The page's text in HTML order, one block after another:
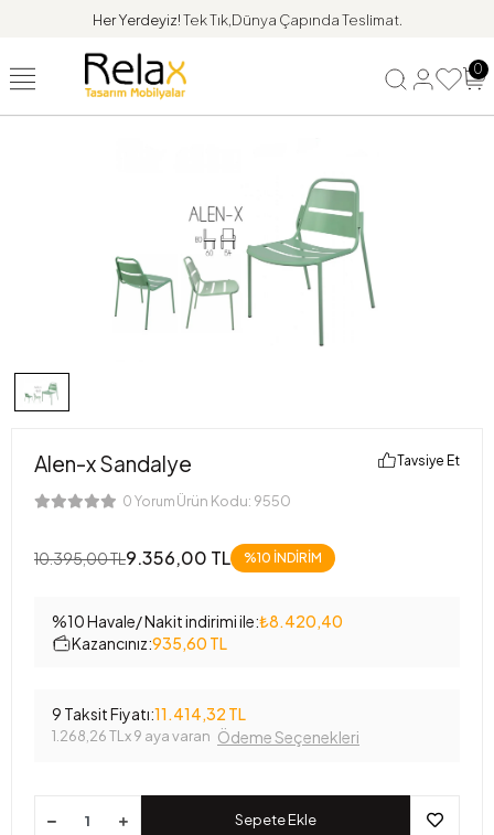
Her Yerdeyiz!Tek Tık,Dünya Çapında Teslimat.
0
Alen-x Sandalye
0 Yorum Ürün Kodu: 9550
Tavsiye Et
10.395,00 TL9.356,00 TL %10 İNDİRİM
%10 Havale/ Nakit indirimi ile:₺8.420,40
Kazancınız:935,60 TL
9 Taksit Fiyatı:11.414,32 TL
1.268,26 TL x 9 aya varan Ödeme Seçenekleri
Sepete Ekle